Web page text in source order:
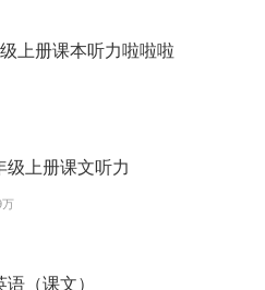
上册课本听力啦啦啦
级上册课文听力
万
（课文）